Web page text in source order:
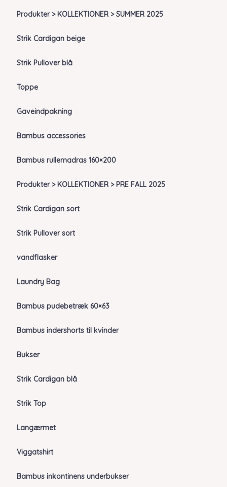
Produkter > KOLLEKTIONER > SUMMER 2025
Strik Cardigan beige
Strik Pullover blå
Toppe
Gaveindpakning
Bambus accessories
Bambus rullemadras 160×200
Produkter > KOLLEKTIONER > PRE FALL 2025
Strik Cardigan sort
Strik Pullover sort
vandflasker
Laundry Bag
Bambus pudebetræk 60×63
Bambus indershorts til kvinder
Bukser
Strik Cardigan blå
Strik Top
Langærmet
Viggatshirt
Bambus inkontinens underbukser